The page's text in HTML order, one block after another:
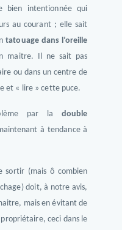
bien intentionnée qui
au courant ; elle sait
tatouage dans l’oreille
maitre. Il ne sait pas
ou dans un centre de
et « lire » cette puce.
par la double
à tendance à
(mais ô combien
doit, à notre avis,
mais en évitant de
ceci dans le